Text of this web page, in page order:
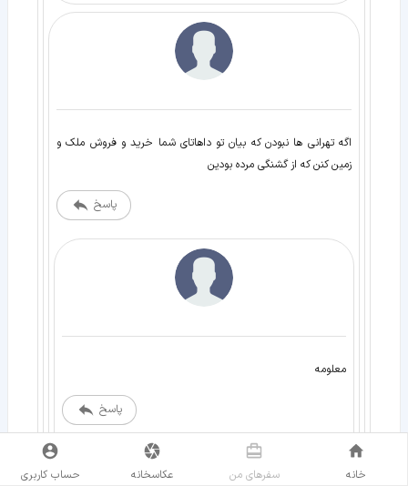
اگه تهرانی ها نبودن که بیان تو داهاتای شما خرید و فروش ملک و
زمین کنن که از گشنگی مرده بودین
پاسخ
معلومه
پاسخ
خانه
سفر‌های من عکاسخانه حساب کاربری